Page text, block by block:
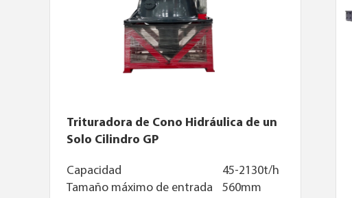
Trituradora de Cono Hidráulica de un
Solo Cilindro GP
Capacidad
45-2130t/h
Tamaño máximo de entrada
560mm